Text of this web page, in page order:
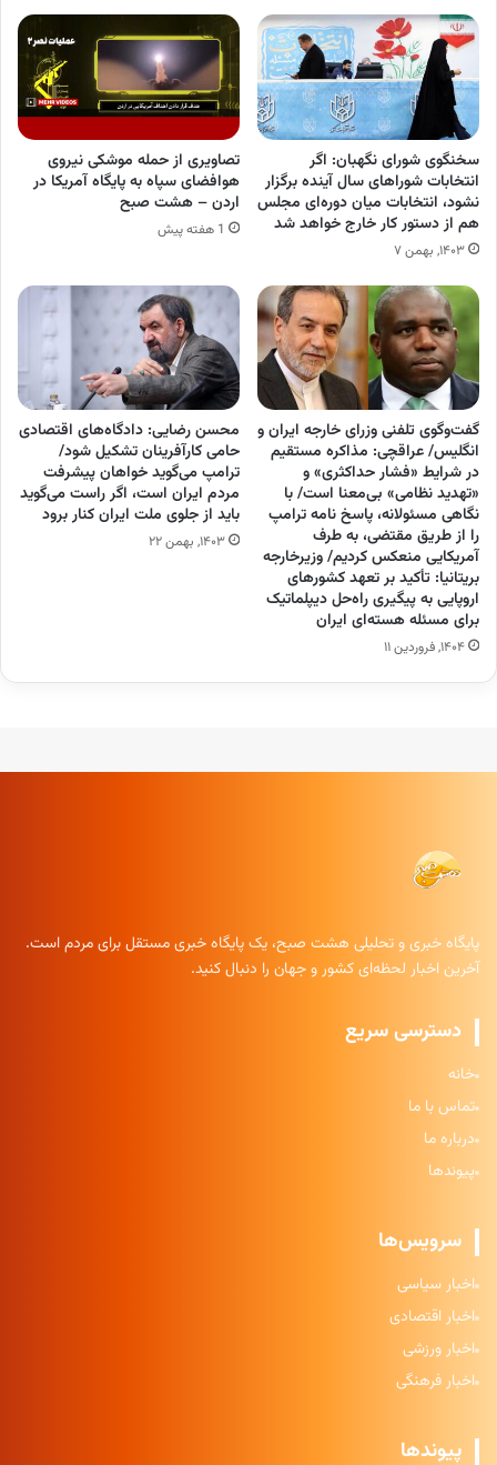
سخنگوی شورای نگهبان: اگر
انتخابات شوراهای سال آینده برگزار
نشود، انتخابات میان دوره‌ای مجلس
هم از دستور کار خارج خواهد شد
۱۴۰۳, بهمن ۷
تصاویری از حمله موشکی نیروی
هوافضای سپاه به پایگاه آمریکا در
اردن – هشت صبح
1 هفته پیش
گفت‌وگوی تلفنی وزرای خارجه ایران و
انگلیس/ عراقچی: مذاکره مستقیم
در شرایط «فشار حداکثری» و
«تهدید نظامی» بی‌معنا است/ با
نگاهی مسئولانه، پاسخ نامه ترامپ
را از طریق مقتضی، به طرف
آمریکایی منعکس کردیم/ وزیرخارجه
بریتانیا: تأکید بر تعهد کشور‌های
اروپایی به پیگیری راه‌حل دیپلماتیک
برای مسئله هسته‌ای ایران
۱۴۰۴, فروردین ۱۱
محسن رضایی: دادگاه‌های اقتصادی
حامی کارآفرینان تشکیل شود/
ترامپ می‌گوید خواهان پیشرفت
مردم ایران است، اگر راست می‌گوید
باید از جلوی ملت ایران کنار برود
۱۴۰۳, بهمن ۲۲
پایگاه خبری و تحلیلی هشت صبح، یک پایگاه خبری مستقل برای مردم است.
آخرین اخبار لحظه‌ای کشور و جهان را دنبال کنید.
دسترسی سریع
خانه
تماس با ما
درباره ما
پیوندها
سرویس‌ها
اخبار سیاسی
اخبار اقتصادی
اخبار ورزشی
اخبار فرهنگی
پیوندها